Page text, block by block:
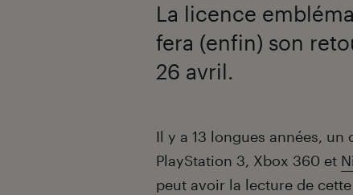
La licence
fera (enfin) son
26 avril.
Introduction
Il y a 13 longues années, un
PlayStation 3, Xbox 360 et
peut avoir la lecture de